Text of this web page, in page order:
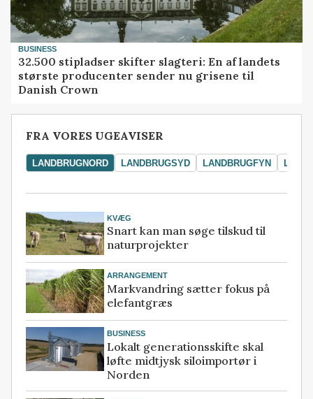
BUSINESS
32.500 stipladser skifter slagteri: En af landets
største producenter sender nu grisene til
Danish Crown
FRA VORES UGEAVISER
LANDBRUGNORD LANDBRUGSYD LANDBRUGFYN
KVÆG
Snart kan man søge tilskud til
naturprojekter
ARRANGEMENT
Markvandring sætter fokus på
elefantgræs
BUSINESS
Lokalt generationsskifte skal
løfte midtjysk siloimportør i
Norden